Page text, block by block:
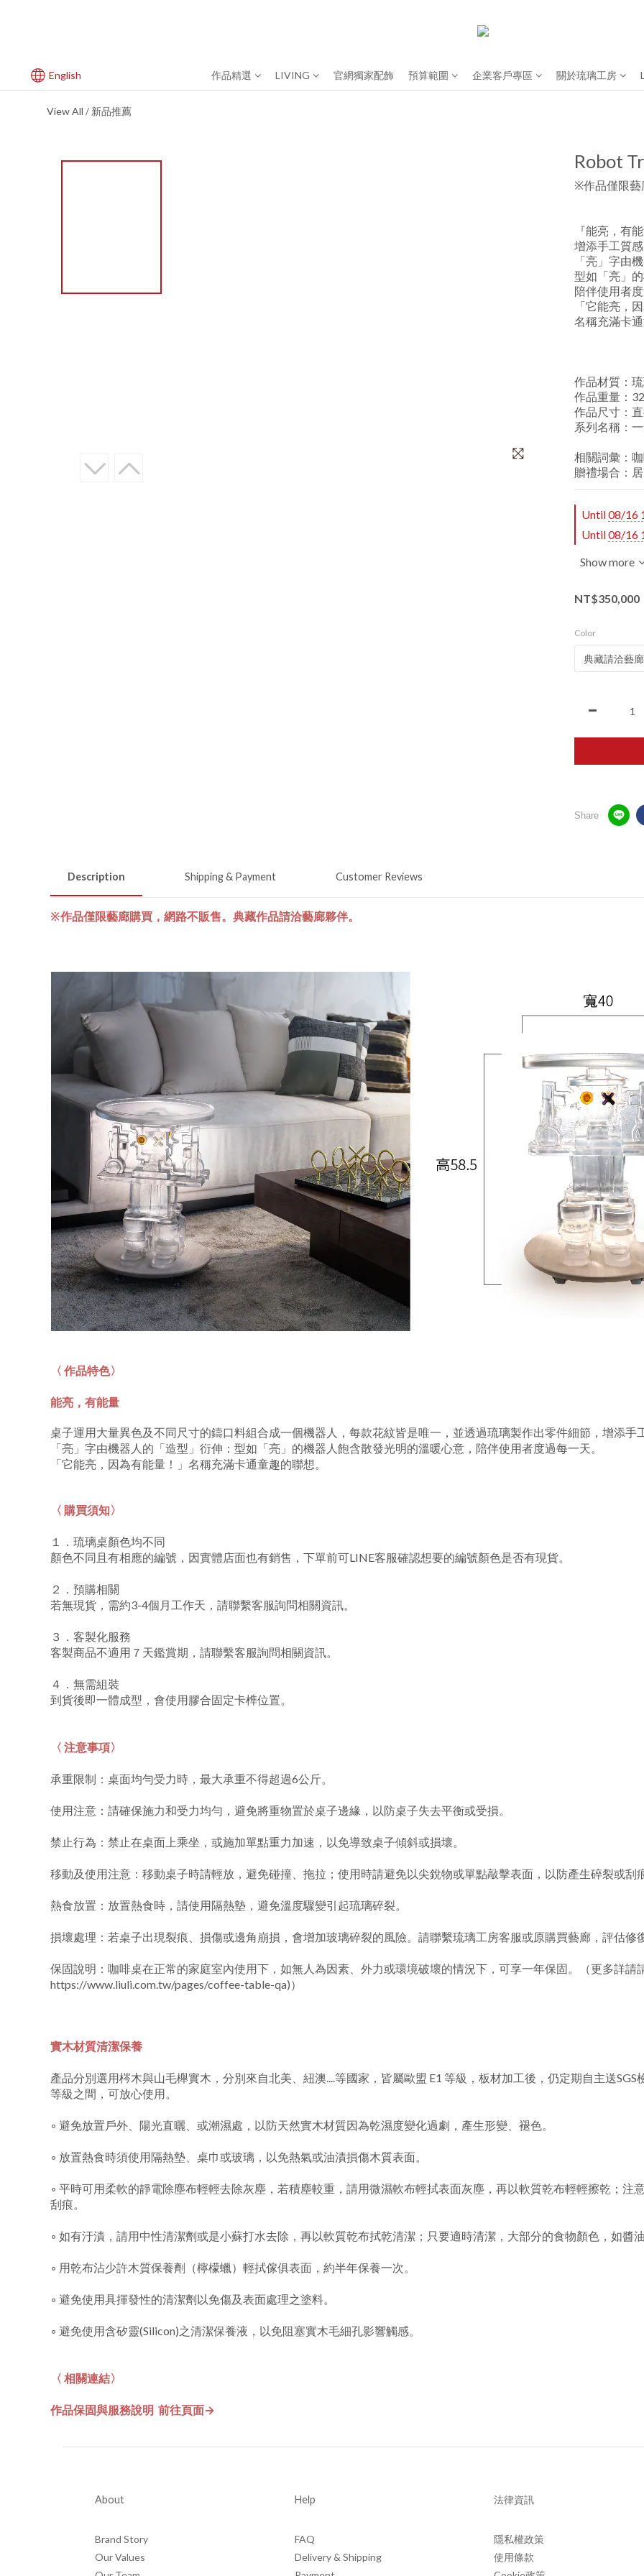
English 作品精選 LIVING 官網獨家配飾 預算範圍 企業客戶專區 關於琉璃工房
View All / 新品推薦
Robot
※作品僅限藝
『能亮，有
增添手工質
「亮」字由
型如「亮」
陪伴使用者
「它能亮，
名稱充滿卡
作品材質：
作品重量：
作品尺寸：
系列名稱：
相關詞彙：
贈禮場合：
Until08/16
Until08/16
Show more
NT$350,000
Color
Share
Description Shipping & Payment Customer Reviews
※作品僅限藝廊購買，網路不販售。典藏作品請洽藝廊夥伴。
〈 作品特色〉
能亮，有能量
桌子運用大量異色及不同尺寸的鑄口料組合成一個機器人，每款花紋皆是唯一，並透過琉璃製作出零件細節，增添手
「亮」字由機器人的「造型」衍伸：型如「亮」的機器人飽含散發光明的溫暖心意，陪伴使用者度過每一天。
「它能亮，因為有能量！」名稱充滿卡通童趣的聯想。
〈 購買須知〉
１．琉璃桌顏色均不同
顏色不同且有相應的編號，因實體店面也有銷售，下單前可LINE客服確認想要的編號顏色是否有現貨。
２．預購相關
若無現貨，需約3-4個月工作天，請聯繫客服詢問相關資訊。
３．客製化服務
客製商品不適用７天鑑賞期，請聯繫客服詢問相關資訊。
４．無需組裝
到貨後即一體成型，會使用膠合固定卡榫位置。
〈 注意事項〉
承重限制：桌面均勻受力時，最大承重不得超過6公斤。
使用注意：請確保施力和受力均勻，避免將重物置於桌子邊緣，以防桌子失去平衡或受損。
禁止行為：禁止在桌面上乘坐，或施加單點重力加速，以免導致桌子傾斜或損壞。
移動及使用注意：移動桌子時請輕放，避免碰撞、拖拉；使用時請避免以尖銳物或單點敲擊表面，以防產生碎裂或刮
熱食放置：放置熱食時，請使用隔熱墊，避免溫度驟變引起琉璃碎裂。
損壞處理：若桌子出現裂痕、損傷或邊角崩損，會增加玻璃碎裂的風險。請聯繫琉璃工房客服或原購買藝廊，評估修
保固說明：咖啡桌在正常的家庭室內使用下，如無人為因素、外力或環境破壞的情況下，可享一年保固。（更多詳請
https://www.liuli.com.tw/pages/coffee-table-qa)）
實木材質清潔保養
產品分別選用梣木與山毛櫸實木，分別來自北美、紐澳....等國家，皆屬歐盟 E1 等級，板材加工後，仍定期自主送
等級之間，可放心使用。
◦ 避免放置戶外、陽光直曬、或潮濕處，以防天然實木材質因為乾濕度變化過劇，產生形變、褪色。
◦ 放置熱食時須使用隔熱墊、桌巾或玻璃，以免熱氣或油漬損傷木質表面。
◦ 平時可用柔軟的靜電除塵布輕輕去除灰塵，若積塵較重，請用微濕軟布輕拭表面灰塵，再以軟質乾布輕輕擦乾；注
刮痕。
◦ 如有汙漬，請用中性清潔劑或是小蘇打水去除，再以軟質乾布拭乾清潔；只要適時清潔，大部分的食物顏色，如醬
◦ 用乾布沾少許木質保養劑（檸檬蠟）輕拭傢俱表面，約半年保養一次。
◦ 避免使用具揮發性的清潔劑以免傷及表面處理之塗料。
◦ 避免使用含矽靈(Silicon)之清潔保養液，以免阻塞實木毛細孔影響觸感。
〈 相關連結〉
作品保固與服務說明 前往頁面→
About
Brand Story
Our Values
Help
FAQ
Delivery & Shipping
法律資訊
隱私權政策
使用條款